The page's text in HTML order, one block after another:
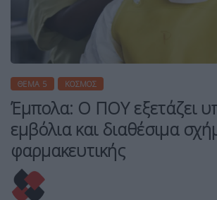
ΘΈΜΑ 5 ΚΌΣΜΟΣ
Έμπολα: Ο ΠΟΥ εξετάζει
εμβόλια και διαθέσιμα
φαρμακευτικής